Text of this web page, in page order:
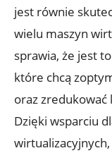
jest równie
wielu maszyn
sprawia, że jest
które chcą
oraz zredukować
Dzięki wsparciu